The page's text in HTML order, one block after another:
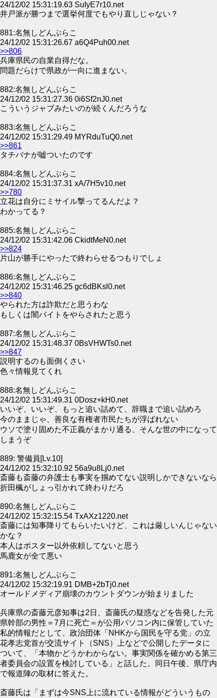
24/12/02 15:31:19.63 SuIyE7r10.net
井戸派が勝つまで選挙何度でもやり直しじゃない？
881:名無しどんぶらこ
24/12/02 15:31:26.67 a6Q4Puh00.net
>>806
兵庫県民の自業自得だな。
問題だらけで県政が一向に進まない。
882:名無しどんぶらこ
24/12/02 15:31:27.36 0i6Sf2nJ0.net
こういうジャブみたいのが続くんだろうな
883:名無しどんぶらこ
24/12/02 15:31:29.49 MYRduTuQ0.net
>>861
タチバナが嘘ついたのです
884:名無しどんぶらこ
24/12/02 15:31:37.31 xA/7H5v10.net
>>780
立花は自分にミサイル撃ってるんだよ？
わかってる？
885:名無しどんぶらこ
24/12/02 15:31:42.06 CkidtMeN0.net
>>824
片山が勝手にやったで終わらせるつもりでしょ
886:名無しどんぶらこ
24/12/02 15:31:46.25 gc6dBKsl0.net
>>840
やられた方は詐欺だと思うわな
もしくは闇バイトをやらされたと思う
887:名無しどんぶらこ
24/12/02 15:31:48.37 0BsVHWTs0.net
>>847
説明するのも面倒くさい
色々情報見てくれ
888:名無しどんぶらこ
24/12/02 15:31:49.31 0Dosz+kH0.net
いいぞ、いいぞ、もっと追い詰めて、辞職まで追い詰めろ
今のままじゃ、善良な有権者市民たちが浮ばれない
ウソで塗り固めた不正義がまかり通る、そんな世の中になって
しまうぞ
889: 警備員[Lv.10]
24/12/02 15:32:10.92 56a9u8Lj0.net
斎藤も斎藤の弁護士も事実を掴めてない説明しかできないなら
折田楓がしょっ引かれて終わりだろ
890:名無しどんぶらこ
24/12/02 15:32:15.54 TxAXz1220.net
斎藤には知事降りてもらいたいけど、これは厳しいんじゃない
かな？
本人はポスター以外依頼してないと思う
馬鹿女が全て悪い
891:名無しどんぶらこ
24/12/02 15:32:19.91 DMB+2bTj0.net
オールドメディア崩壊のカウントダウンが始まりました
兵庫県の斎藤元彦知事は2日、斎藤氏の疑惑などを告発した元
県幹部の男性＝7月に死亡＝が公用パソコン内に保管していた
私的情報だとして、政治団体「NHKから国民を守る党」の立
花孝志党首が交流サイト（SNS）上などで公開したデータに
ついて、「本物かどうかわからない。事実関係を確かめる第三
者委員会の設置を検討している」と話した。同日午後、県庁内
で報道陣の取材に答えた。
斎藤氏は「まずは今SNS上に流れている情報がどういうもの